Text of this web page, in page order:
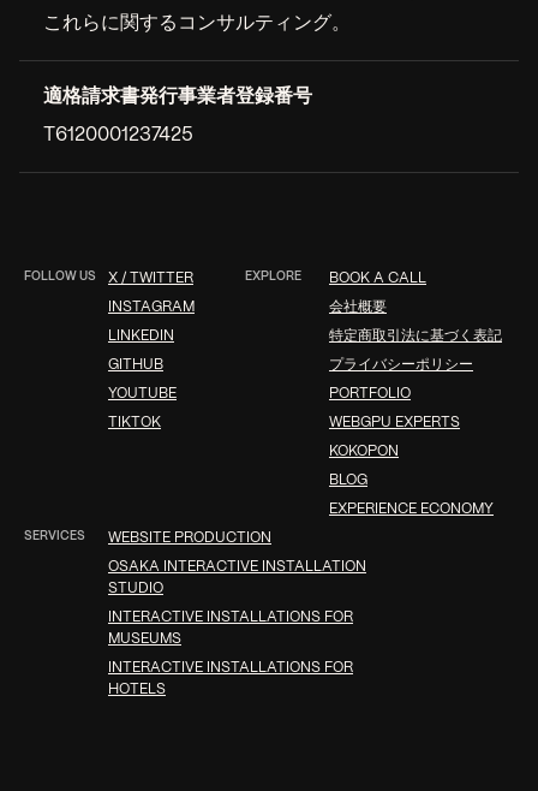
これらに関するコンサルティング。
適格請求書発行事業者登録番号
T6120001237425
FOLLOW US X / TWITTER
INSTAGRAM
LINKEDIN
GITHUB
YOUTUBE
TIKTOK
EXPLORE BOOK A CALL
会社概要
特定商取引法に基づく表記
プライバシーポリシー
PORTFOLIO
WEBGPU EXPERTS
KOKOPON
BLOG
EXPERIENCE ECONOMY
SERVICES WEBSITE PRODUCTION
OSAKA INTERACTIVE INSTALLATION
STUDIO
INTERACTIVE INSTALLATIONS FOR
MUSEUMS
INTERACTIVE INSTALLATIONS FOR
HOTELS